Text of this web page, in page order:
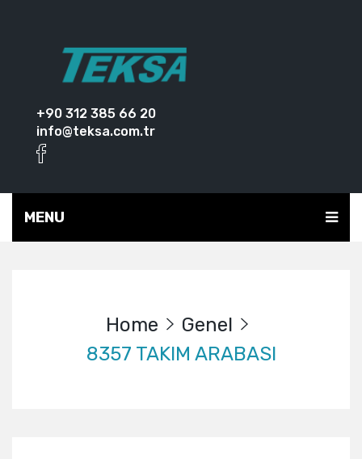
+90 312 385 66 20
info@teksa.com.tr
MENU
Home
Genel
8357 TAKIM ARABASI